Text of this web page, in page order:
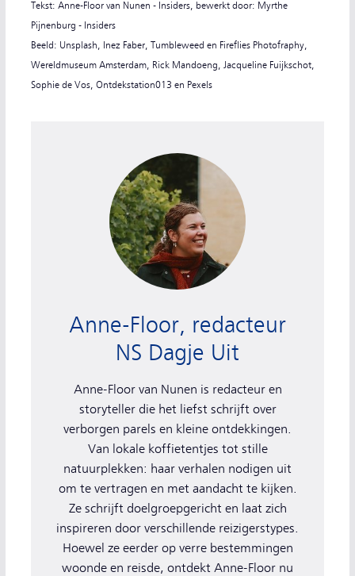
Tekst: Anne-Floor van Nunen - Insiders, bewerkt door: Myrthe
Pijnenburg - Insiders
Beeld: Unsplash, Inez Faber, Tumbleweed en Fireflies Photofraphy,
Wereldmuseum Amsterdam, Rick Mandoeng, Jacqueline Fuijkschot,
Sophie de Vos, Ontdekstation013 en Pexels
Anne-Floor, redacteur NS Dagje Uit
Anne-Floor van Nunen is redacteur en
storyteller die het liefst schrijft over
verborgen parels en kleine ontdekkingen.
Van lokale koffietentjes tot stille
natuurplekken: haar verhalen nodigen uit
om te vertragen en met aandacht te kijken.
Ze schrijft doelgroepgericht en laat zich
inspireren door verschillende reizigerstypes.
Hoewel ze eerder op verre bestemmingen
woonde en reisde, ontdekt Anne-Floor nu
Anne-Floor, redacteur
NS Dagje Uit